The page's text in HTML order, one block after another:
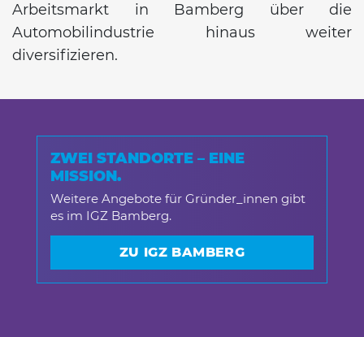
Arbeitsmarkt in Bamberg über die
Automobilindustrie hinaus weiter
diversifizieren.
ZWEI STANDORTE – EINE
MISSION.
Weitere Angebote für Gründer_innen gibt
es im IGZ Bamberg.
ZU IGZ BAMBERG